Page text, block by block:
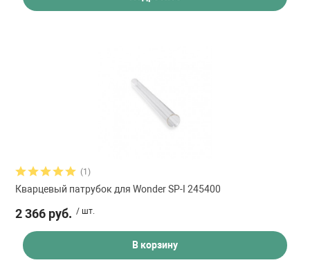
(1)
Кварцевый патрубок для Wonder SP-I 245400
2 366 руб. / шт.
В корзину